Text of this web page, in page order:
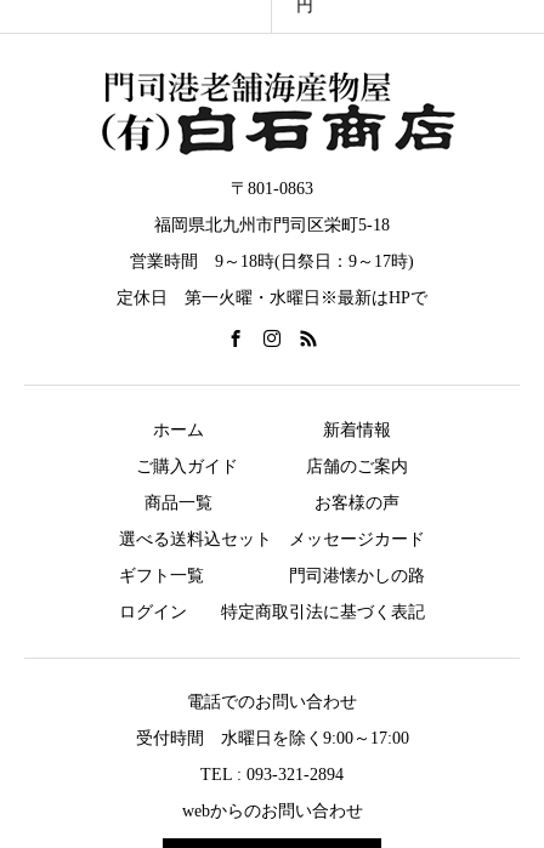
〒801-0863
福岡県北九州市門司区栄町5-18
営業時間 9～18時(日祭日：9～17時)
定休日 第一火曜・水曜日※最新はHPで
ホーム
新着情報
ご購入ガイド
店舗のご案内
商品一覧
お客様の声
選べる送料込セット
メッセージカード
ギフト一覧
門司港懐かしの路
ログイン
特定商取引法に基づく表記
電話でのお問い合わせ
受付時間 水曜日を除く9:00～17:00
TEL : 093-321-2894
webからのお問い合わせ